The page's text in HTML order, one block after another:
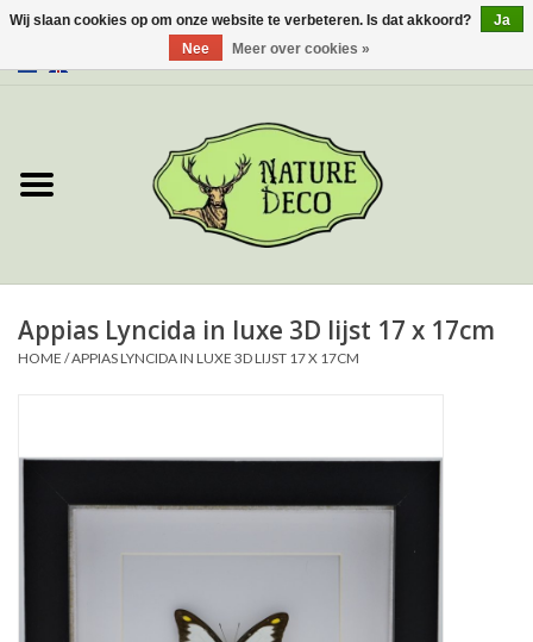
Over ons
Nieuw
Insecten
Appias Lyncida in luxe 3D lijst 17 x 17cm
HOME /APPIAS LYNCIDA IN LUXE 3D LIJST 17 X 17CM
Wij slaan cookies op om onze website te verbeteren. Is dat akkoord?
Ja
Nee
Meer over cookies »